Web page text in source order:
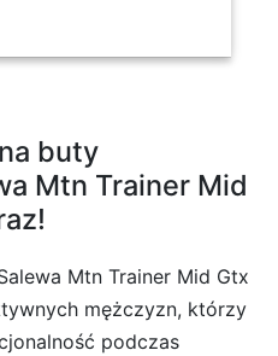
buty
Mtn Trainer Mid
Mtn Trainer Mid Gtx
mężczyzn, którzy
podczas